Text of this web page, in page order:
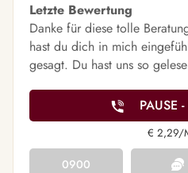
Letzte Bewertung
Danke für diese tolle
hast du dich in mich
gesagt. Du hast uns so
PAUSE
€ 2,29/
0900